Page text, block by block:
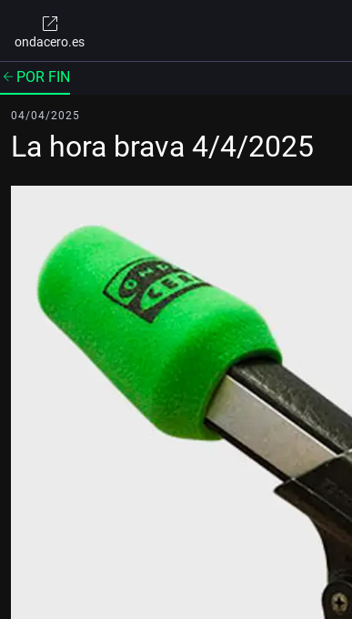
ondacero.es
POR FIN
04/04/2025
La hora brava 4/4/2025